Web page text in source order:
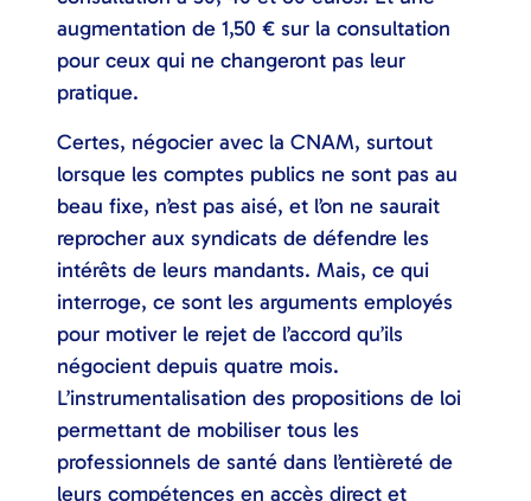
augmentation de 1,50 € sur la consultation
pour ceux qui ne changeront pas leur
pratique.
Certes, négocier avec la CNAM, surtout
lorsque les comptes publics ne sont pas au
beau fixe, n’est pas aisé, et l’on ne saurait
reprocher aux syndicats de défendre les
intérêts de leurs mandants. Mais, ce qui
interroge, ce sont les arguments employés
pour motiver le rejet de l’accord qu’ils
négocient depuis quatre mois.
L’instrumentalisation des propositions de loi
permettant de mobiliser tous les
professionnels de santé dans l’entièreté de
leurs compétences en accès direct et